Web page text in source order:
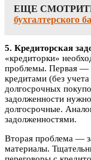
ЕЩЕ
бухгалтерского
5. Кредиторская
«кредиторки»
проблемы. Первая —
кредитами (без
долгосрочных
задолженности
долгосрочные.
задолженностями.
Вторая проблема —
материалы.